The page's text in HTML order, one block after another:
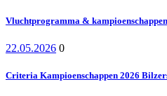
Vluchtprogramma &
22.05.2026 0
Criteria Kampioenschappen 2026